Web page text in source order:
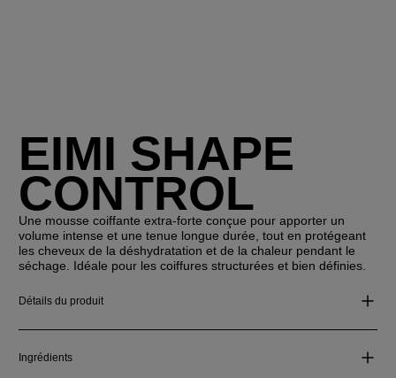
EIMI SHAPE
CONTROL
Une mousse coiffante extra-forte conçue pour apporter un
volume intense et une tenue longue durée, tout en protégeant
les cheveux de la déshydratation et de la chaleur pendant le
séchage. Idéale pour les coiffures structurées et bien définies.
Détails du produit
Ingrédients